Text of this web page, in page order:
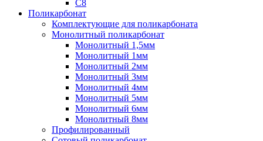
С8
Поликарбонат
Комплектующие для поликарбоната
Монолитный поликарбонат
Монолитный 1,5мм
Монолитный 1мм
Монолитный 2мм
Монолитный 3мм
Монолитный 4мм
Монолитный 5мм
Монолитный 6мм
Монолитный 8мм
Профилированный